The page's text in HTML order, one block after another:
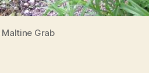
Maltine Grab